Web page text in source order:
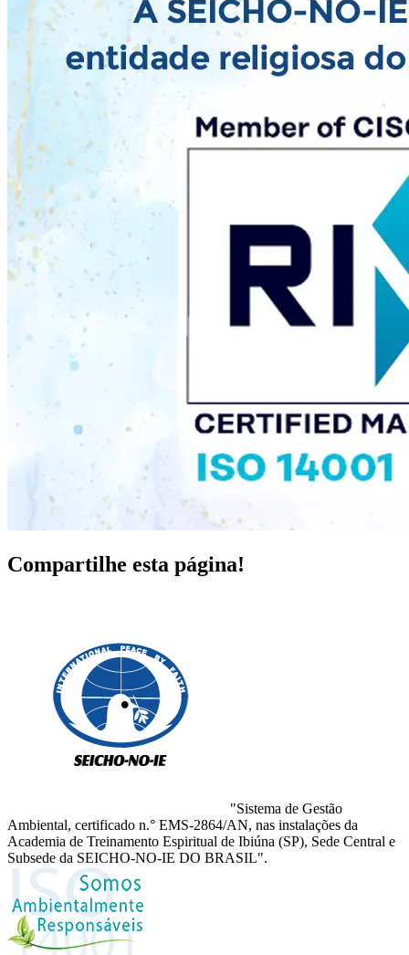
Compartilhe esta página!
"Sistema de Gestão
Ambiental, certificado n.° EMS-2864/AN, nas instalações da
Academia de Treinamento Espiritual de Ibiúna (SP), Sede Central e
Subsede da SEICHO-NO-IE DO BRASIL".